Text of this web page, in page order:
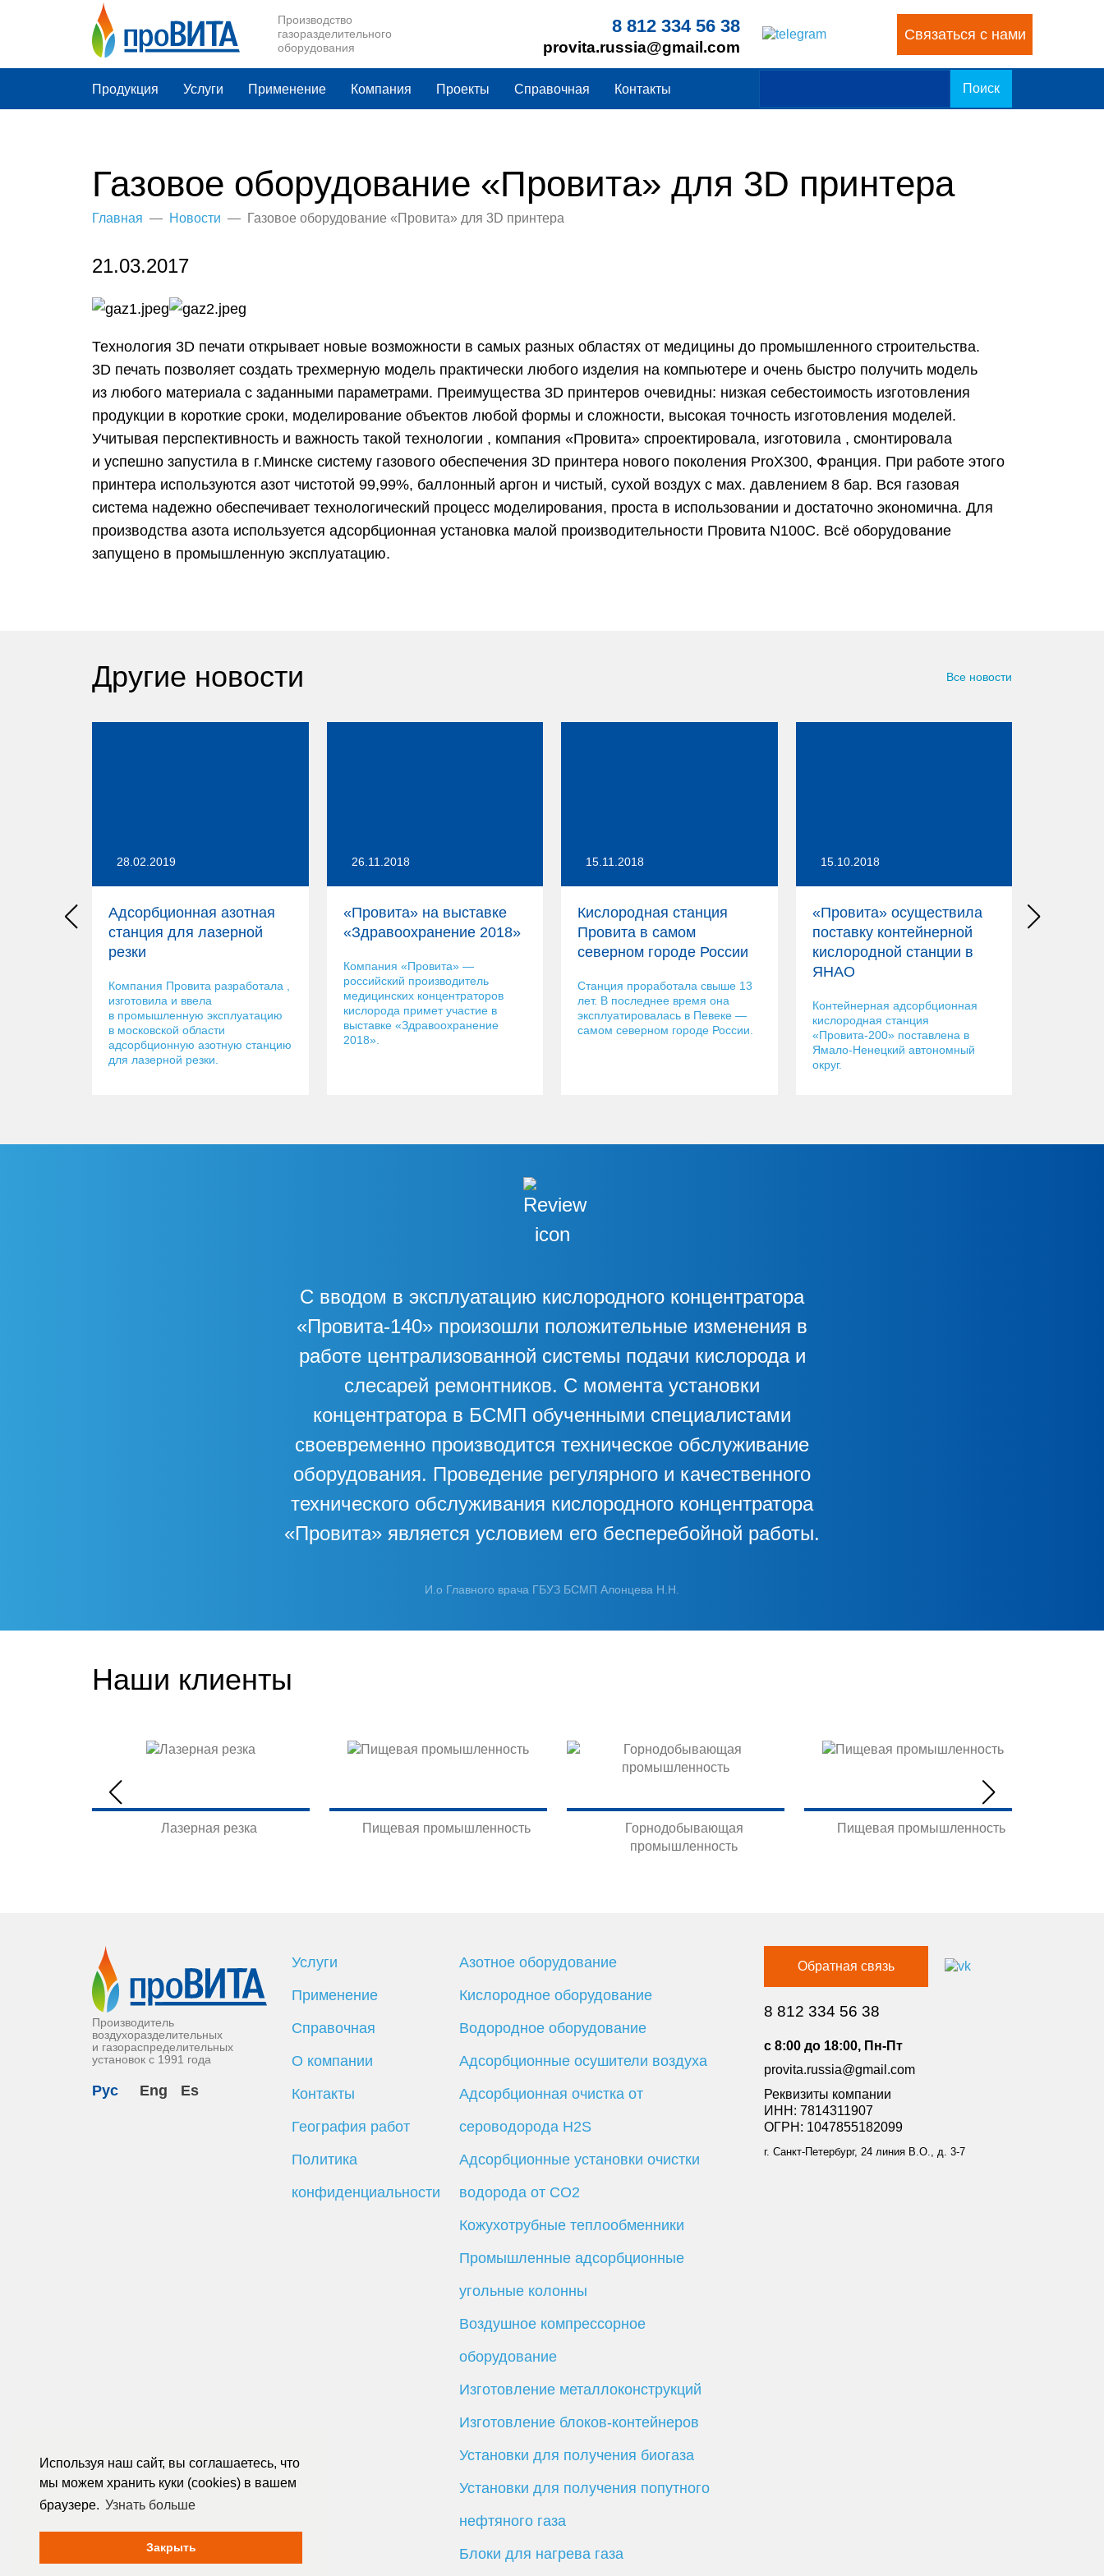
Используя наш сайт, вы соглашаетесь, что
мы можем хранить куки (cookies) в вашем
браузере. Узнать больше
Закрыть
Производство
газоразделительного
оборудования
8 812 334 56 38
provita.russia@gmail.com
Связаться с нами
Производство
газоразделительного
оборудования
8 812 334 56 38
provita.russia@gmail.com
Связаться с нами
Продукция Услуги Применение Компания Проекты Справочная Контакты
Газовое оборудование «Провита» для 3D принтера
Главная — Новости — Газовое оборудование «Провита» для 3D принтера
21.03.2017
Технология 3D печати открывает новые возможности в самых разных областях от медицины до промышленного строительства.
3D печать позволяет создать трехмерную модель практически любого изделия на компьютере и очень быстро получить модель
из любого материала с заданными параметрами. Преимущества 3D принтеров очевидны: низкая себестоимость изготовления
продукции в короткие сроки, моделирование объектов любой формы и сложности, высокая точность изготовления моделей.
Учитывая перспективность и важность такой технологии , компания «Провита» спроектировала, изготовила , смонтировала
и успешно запустила в г.Минске систему газового обеспечения 3D принтера нового поколения ProX300, Франция. При работе этого
принтера используются азот чистотой 99,99%, баллонный аргон и чистый, сухой воздух с мах. давлением 8 бар. Вся газовая
система надежно обеспечивает технологический процесс моделирования, проста в использовании и достаточно экономична. Для
производства азота используется адсорбционная установка малой производительности Провита N100C. Всё оборудование
запущено в промышленную эксплуатацию.
Другие новости Все новости
28.02.2019
Адсорбционная азотная
станция для лазерной
резки
Компания Провита разработала ,
изготовила и ввела
в промышленную эксплуатацию
в московской области
адсорбционную азотную станцию
для лазерной резки.
26.11.2018
«Провита» на выставке
«Здравоохранение 2018»
Компания «Провита» —
российский производитель
медицинских концентраторов
кислорода примет участие в
выставке «Здравоохранение
2018».
15.11.2018
Кислородная станция
Провита в самом
северном городе России
Cтанция проработала свыше 13
лет. В последнее время она
эксплуатировалась в Певеке —
самом северном городе России.
15.10.2018
«Провита» осуществила
поставку контейнерной
кислородной станции в
ЯНАО
Контейнерная адсорбционная
кислородная станция
«Провита-200» поставлена в
Ямало-Ненецкий автономный
округ.
С вводом в эксплуатацию кислородного концентратора
«Провита-140» произошли положительные изменения в
работе централизованной системы подачи кислорода и
слесарей ремонтников. С момента установки
концентратора в БСМП обученными специалистами
своевременно производится техническое обслуживание
оборудования. Проведение регулярного и качественного
технического обслуживания кислородного концентратора
«Провита» является условием его бесперебойной работы.
И.о Главного врача ГБУЗ БСМП Алонцева Н.Н.
Наши клиенты
Лазерная резка Пищевая промышленность
Горнодобывающая
промышленность
Пищевая промышленность
Производитель
воздухоразделительных
и газораспределительных
установок с 1991 года
Рус Eng Es
Услуги
Применение
Справочная
О компании
Контакты
География работ
Политика
конфиденциальности
Азотное оборудование
Кислородное оборудование
Водородное оборудование
Адсорбционные осушители воздуха
Адсорбционная очистка от
сероводорода H2S
Адсорбционные установки очистки
водорода от CO2
Кожухотрубные теплообменники
Промышленные адсорбционные
угольные колонны
Воздушное компрессорное
оборудование
Изготовление металлоконструкций
Изготовление блоков-контейнеров
Установки для получения биогаза
Установки для получения попутного
нефтяного газа
Блоки для нагрева газа
Обратная связь
8 812 334 56 38
c 8:00 до 18:00, Пн-Пт
provita.russia@gmail.com
Реквизиты компании
ИНН: 7814311907
ОГРН: 1047855182099
г. Санкт-Петербург, 24 линия В.О., д. 3-7